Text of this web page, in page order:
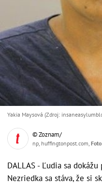
Yakia Maysová (Zdroj:
© Zoznam/
np, huffingtonpost.com, Foto
DALLAS - Ľudia sa
Nezriedka sa stáva, že si